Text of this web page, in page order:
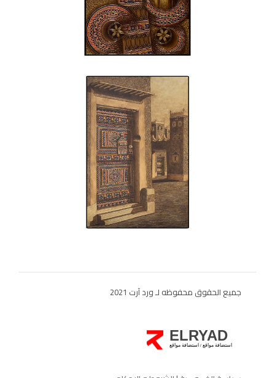
جميع الحقوق محفوظه لـ ورد آرت 2021
ELRYAD
استضافة مواقع / استضافة مواقع